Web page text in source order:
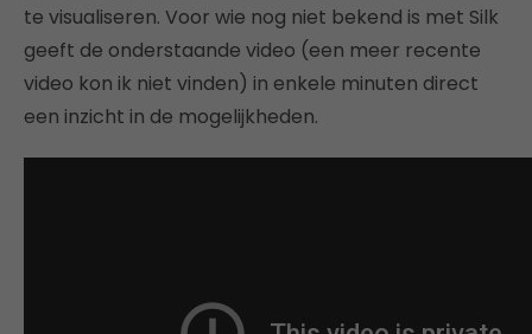
te visualiseren. Voor wie nog niet bekend is met Silk
geeft de onderstaande video (een meer recente
video kon ik niet vinden) in enkele minuten direct
een inzicht in de mogelijkheden.